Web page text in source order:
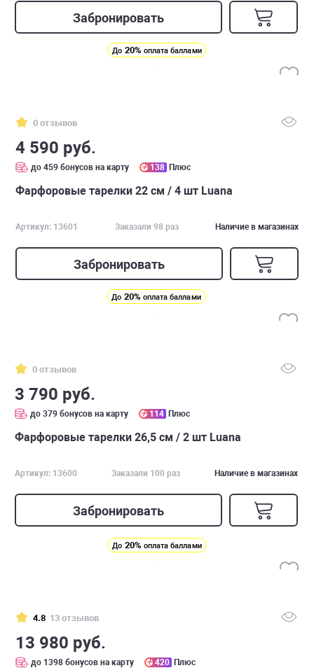
Забронировать
До 20% оплата баллами
0 отзывов
4 590 руб.
до 459 бонусов на карту 138 Плюс
Фарфоровые тарелки 22 см / 4 шт Luana
Артикул: 13601 Заказали 98 раз Наличие в магазинах
Забронировать
До 20% оплата баллами
0 отзывов
3 790 руб.
до 379 бонусов на карту 114 Плюс
Фарфоровые тарелки 26,5 см / 2 шт Luana
Артикул: 13600 Заказали 100 раз Наличие в магазинах
Забронировать
До 20% оплата баллами
4.8 13 отзывов
13 980 руб.
до 1398 бонусов на карту 420 Плюс